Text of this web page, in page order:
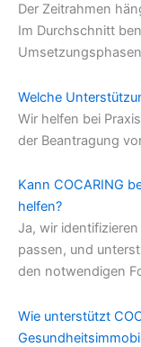
Der Zeitrahmen
Im Durchschnitt
Welche
Wir helfen bei
der Beantragung
Kann COCARING
helfen?
Ja, wir
passen, und
den notwendigen
Wie unterstützt